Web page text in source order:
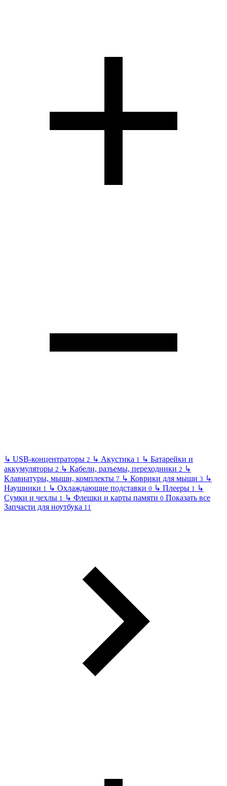
↳ USB-концентраторы 2 ↳ Акустика 1 ↳ Батарейки и
аккумуляторы 2 ↳ Кабели, разъемы, переходники 2 ↳
Клавиатуры, мыши, комплекты 7 ↳ Коврики для мыши 3 ↳
Наушники 1 ↳ Охлаждающие подставки 0 ↳ Плееры 1 ↳
Сумки и чехлы 1 ↳ Флешки и карты памяти 0 Показать все
Запчасти для ноутбука 11